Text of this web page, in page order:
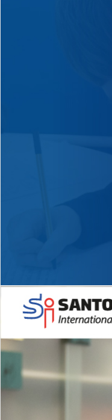
Novidades 2026 High